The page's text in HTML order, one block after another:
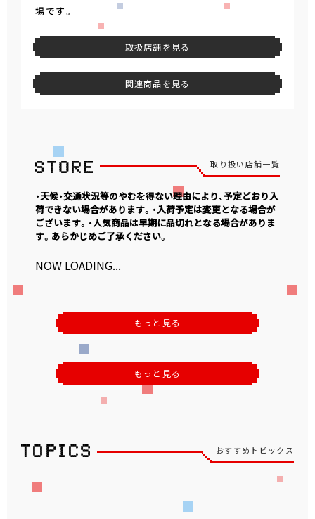
場です。
取扱店舗を見る
関連商品を見る
取り扱い店舗一覧
・天候・交通状況等のやむを得ない理由により、予定どおり入
荷できない場合があります。・入荷予定は変更となる場合が
ございます。・人気商品は早期に品切れとなる場合がありま
す。あらかじめご了承ください。
NOW LOADING...
もっと見る
もっと見る
おすすめトピックス